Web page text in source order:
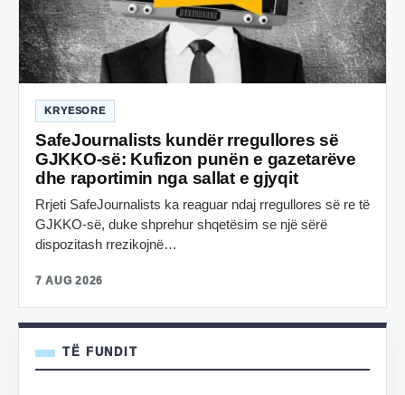
KRYESORE
SafeJournalists kundër rregullores së
GJKKO-së: Kufizon punën e gazetarëve
dhe raportimin nga sallat e gjyqit
Rrjeti SafeJournalists ka reaguar ndaj rregullores së re të
GJKKO-së, duke shprehur shqetësim se një sërë
dispozitash rrezikojnë…
7 AUG 2026
TË FUNDIT